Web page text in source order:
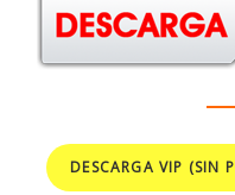
DESCARGA VIP (SIN